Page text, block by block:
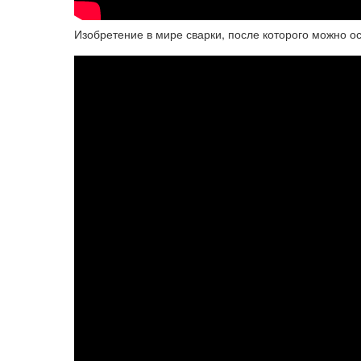
Изобретение в мире сварки, после которого можно